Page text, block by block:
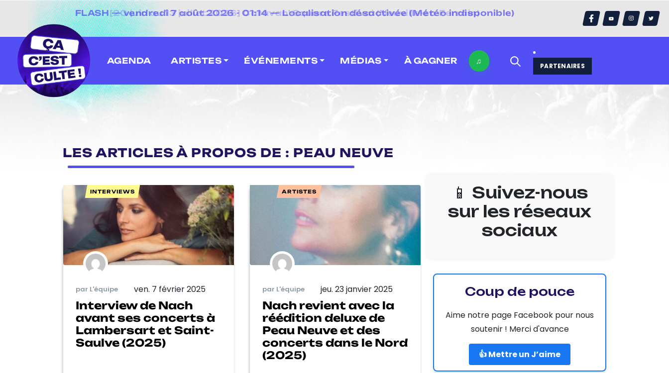
⚡
FLASH — vendredi 7 août 2026 - 01:14 — Localisation désactivée (Météo indisponible)
[20 juin au 13 juillet 2026] Caravan' Square Festival (Neuville-en-Ferrain)
AGENDA ARTISTES ÉVÉNEMENTS MÉDIAS À GAGNER ♫
PARTENAIRES
LES ARTICLES À PROPOS DE : PEAU NEUVE
INTERVIEWS
par L'équipe ven. 7 février 2025
Interview de Nach
avant ses concerts à
Lambersart et Saint-
Saulve (2025)
ARTISTES
par L'équipe jeu. 23 janvier 2025
Nach revient avec la
réédition deluxe de
Peau Neuve et des
concerts dans le Nord
(2025)
📱 Suivez-nous
sur les réseaux
sociaux
Coup de pouce
Aime notre page Facebook pour nous
soutenir ! Merci d'avance
👍 Mettre un J’aime